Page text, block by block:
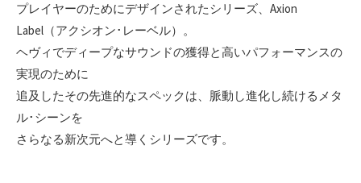
プレイヤーのためにデザインされたシリーズ、Axion
Label（アクシオン･レーベル）。
ヘヴィでディープなサウンドの獲得と高いパフォーマンスの
実現のために
追及したその先進的なスペックは、脈動し進化し続けるメタ
ル･シーンを
さらなる新次元へと導くシリーズです。